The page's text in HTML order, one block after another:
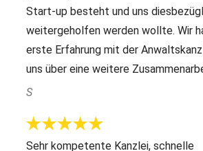
Start-up besteht und uns
weitergeholfen werden wollte. Wir
erste Erfahrung mit der
uns über eine weitere
S
Sehr kompetente Kanzlei, schnelle